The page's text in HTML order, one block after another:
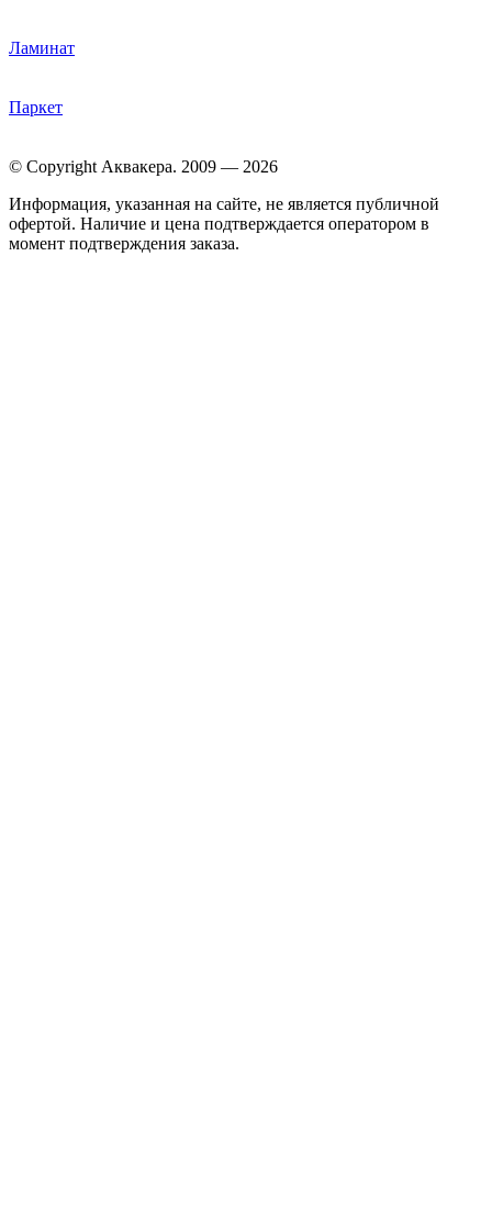
Ламинат
Паркет
© Copyright Аквакера. 2009 — 2026
Информация, указанная на сайте, не является публичной
офертой. Наличие и цена подтверждается оператором в
момент подтверждения заказа.